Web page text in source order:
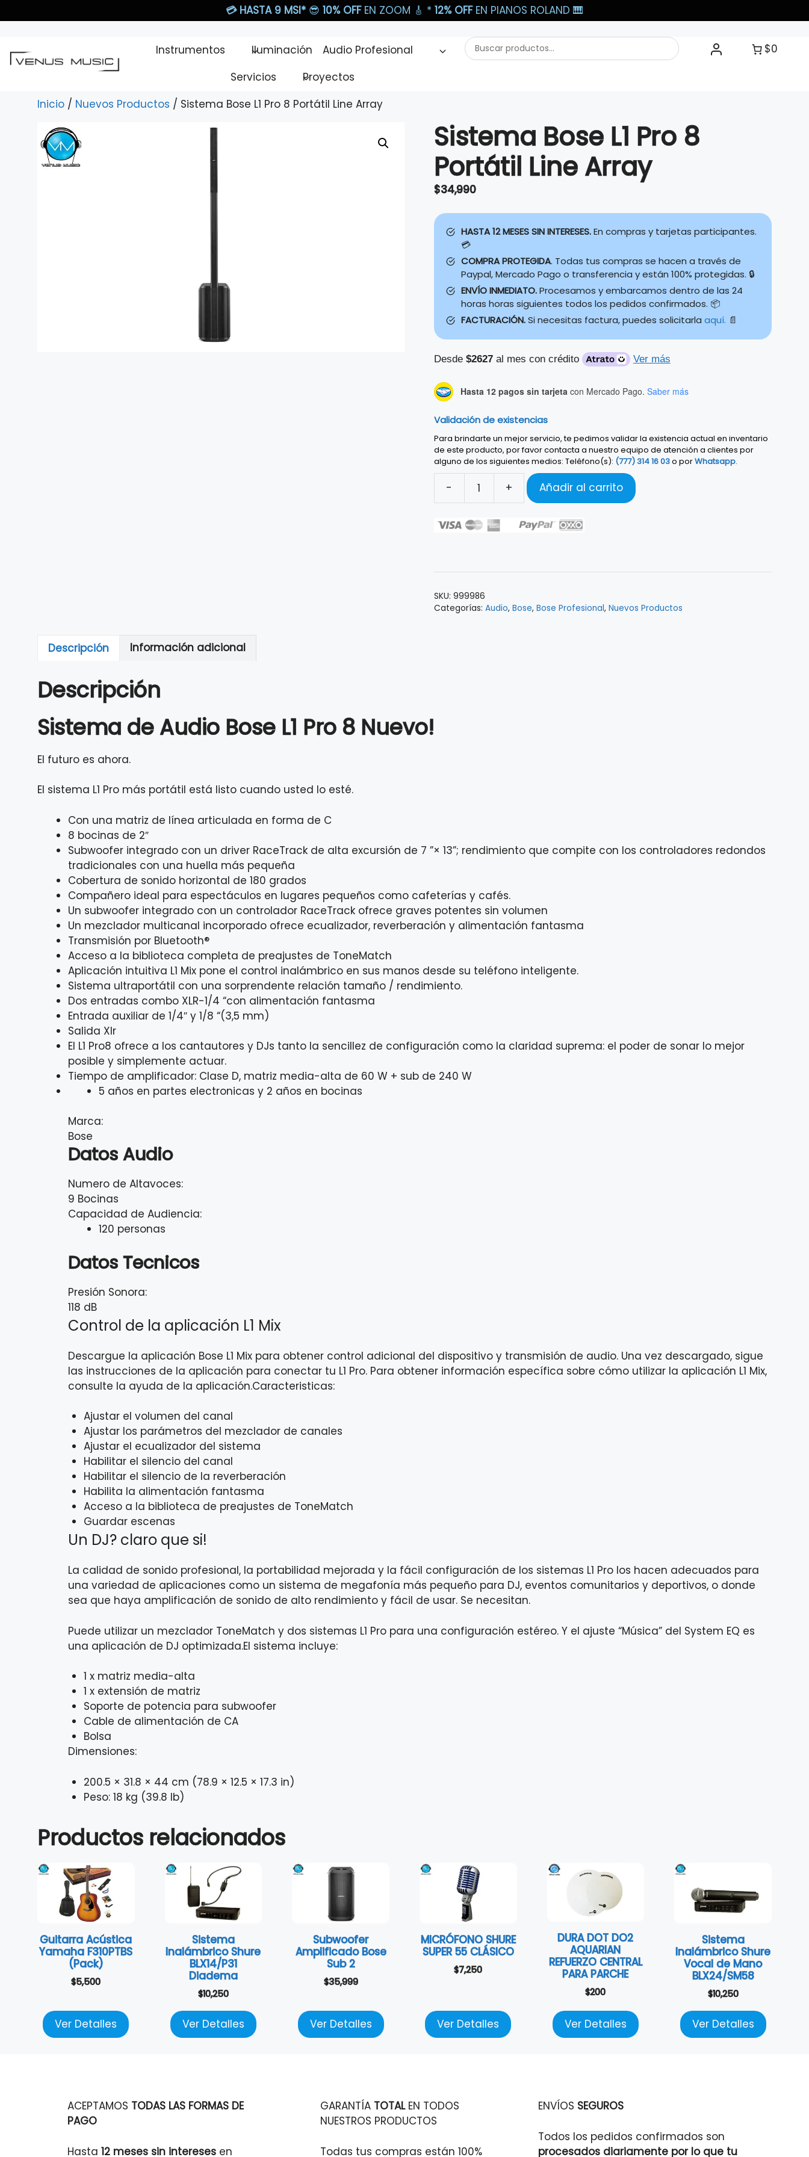
al
💳 HASTA 9 MSI* 😎 10% OFF EN ZOOM 🎸​ * 12% OFFEN PIANOS ROLAND 🎹​
Instrumentos Iluminación
Audio Profesional
Servicios
Proyectos
Buscar
productos...
$0
Inicio / Nuevos Productos / Sistema Bose L1 Pro 8 Portátil Line Array
Sistema Bose L1 Pro 8
Portátil Line Array
$34,990
HASTA 12 MESES SIN INTERESES.En compras y tarjetas participantes.
💳
COMPRA PROTEGIDA. Todas tus compras se hacen a través de
Paypal, Mercado Pago o transferencia y están 100% protegidas. 🔒
ENVÍO INMEDIATO.Procesamos y embarcamos dentro de las 24
horas horas siguientes todos los pedidos confirmados. 📦
FACTURACIÓN.Si necesitas factura, puedes solicitarla aquí. 📄
Desde $2627al mes con crédito Ver más
Hasta 12 pagos sin tarjetacon Mercado Pago. Saber más
Validación de existencias
Para brindarte un mejor servicio, te pedimos validar la existencia actual en inventario
de este producto, por favor contacta a nuestro equipo de atención a clientes por
alguno de los siguientes medios: Teléfono(s): (777) 314 16 03o porWhatsapp.
-
L1
Portátil
Array
cantidad
+ Añadir al carrito
SKU: 999986
Categorías: Audio, Bose, Bose Profesional, Nuevos Productos
Descripción Información adicional
Descripción
Sistema de Audio Bose L1 Pro 8 Nuevo!
El futuro es ahora.
El sistema L1 Pro más portátil está listo cuando usted lo esté.
Con una matriz de línea articulada en forma de C
8 bocinas de 2″
Subwoofer integrado con un driver RaceTrack de alta excursión de 7 ”× 13”; rendimiento que compite con los controladores redondos
tradicionales con una huella más pequeña
Cobertura de sonido horizontal de 180 grados
Compañero ideal para espectáculos en lugares pequeños como cafeterías y cafés.
Un subwoofer integrado con un controlador RaceTrack ofrece graves potentes sin volumen
Un mezclador multicanal incorporado ofrece ecualizador, reverberación y alimentación fantasma
Transmisión por Bluetooth®
Acceso a la biblioteca completa de preajustes de ToneMatch
Aplicación intuitiva L1 Mix pone el control inalámbrico en sus manos desde su teléfono inteligente.
Sistema ultraportátil con una sorprendente relación tamaño / rendimiento.
Dos entradas combo XLR-1/4 “con alimentación fantasma
Entrada auxiliar de 1/4″ y 1/8 “(3,5 mm)
Salida Xlr
El L1 Pro8 ofrece a los cantautores y DJs tanto la sencillez de configuración como la claridad suprema: el poder de sonar lo mejor
posible y simplemente actuar.
Tiempo de amplificador: Clase D, matriz media-alta de 60 W + sub de 240 W
5 años en partes electronicas y 2 años en bocinas
Marca:
Bose
Datos Audio
Numero de Altavoces:
9 Bocinas
Capacidad de Audiencia:
120 personas
Datos Tecnicos
Presión Sonora:
118 dB
Control de la aplicación L1 Mix
Descargue la aplicación Bose L1 Mix para obtener control adicional del dispositivo y transmisión de audio. Una vez descargado, sigue
las instrucciones de la aplicación para conectar tu L1 Pro. Para obtener información específica sobre cómo utilizar la aplicación L1 Mix,
consulte la ayuda de la aplicación.Caracteristicas:
Ajustar el volumen del canal
Ajustar los parámetros del mezclador de canales
Ajustar el ecualizador del sistema
Habilitar el silencio del canal
Habilitar el silencio de la reverberación
Habilita la alimentación fantasma
Acceso a la biblioteca de preajustes de ToneMatch
Guardar escenas
Un DJ? claro que si!
La calidad de sonido profesional, la portabilidad mejorada y la fácil configuración de los sistemas L1 Pro los hacen adecuados para
una variedad de aplicaciones como un sistema de megafonía más pequeño para DJ, eventos comunitarios y deportivos, o donde
sea que haya amplificación de sonido de alto rendimiento y fácil de usar. Se necesitan.
Puede utilizar un mezclador ToneMatch y dos sistemas L1 Pro para una configuración estéreo. Y el ajuste “Música” del System EQ es
una aplicación de DJ optimizada.El sistema incluye:
1 x matriz media-alta
1 x extensión de matriz
Soporte de potencia para subwoofer
Cable de alimentación de CA
Bolsa
Dimensiones:
200.5 × 31.8 × 44 cm (78.9 × 12.5 × 17.3 in)
Peso: 18 kg (39.8 lb)
Productos relacionados
Guitarra Acústica
Yamaha F310PTBS
(Pack)
$5,500
Ver Detalles
Sistema
Inalámbrico Shure
BLX14/P31
Diadema
$10,250
Ver Detalles
Subwoofer
Amplificado Bose
Sub 2
$35,999
Ver Detalles
MICRÓFONO SHURE
SUPER 55 CLÁSICO
$7,250
Ver Detalles
DURA DOT DO2
AQUARIAN
REFUERZO CENTRAL
PARA PARCHE
$200
Ver Detalles
Sistema
Inalámbrico Shure
Vocal de Mano
BLX24/SM58
$10,250
Ver Detalles
ACEPTAMOS TODAS LAS FORMAS DE
PAGO
Hasta 12 meses sin intereses en
GARANTÍA TOTALEN TODOS
NUESTROS PRODUCTOS
Todas tus compras están 100%
ENVÍOS SEGUROS
Todos los pedidos confirmados son
procesados diariamente por lo que tu